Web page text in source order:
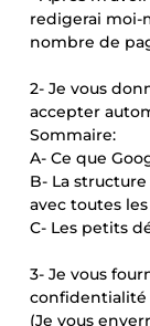
redigerai moi-
nombre de
2- Je vous
accepter
Sommaire:
A- Ce que
B- La
avec toutes
C- Les petits
3- Je vous
confidentialité
(Je vous